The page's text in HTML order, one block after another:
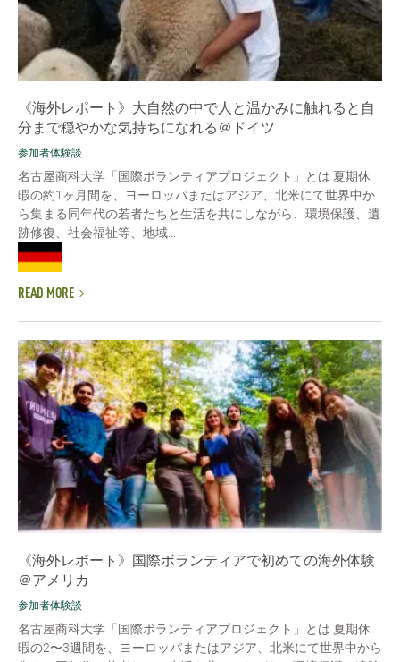
《海外レポート》大自然の中で人と温かみに触れると自
分まで穏やかな気持ちになれる＠ドイツ
参加者体験談
名古屋商科大学「国際ボランティアプロジェクト」とは 夏期休
暇の約1ヶ月間を、ヨーロッパまたはアジア、北米にて世界中か
ら集まる同年代の若者たちと生活を共にしながら、環境保護、遺
跡修復、社会福祉等、地域...
READ MORE
《海外レポート》国際ボランティアで初めての海外体験
＠アメリカ
参加者体験談
名古屋商科大学「国際ボランティアプロジェクト」とは 夏期休
暇の2〜3週間を、ヨーロッパまたはアジア、北米にて世界中から